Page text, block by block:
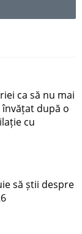
ca să nu mai
învățat după o
cu
să știi despre